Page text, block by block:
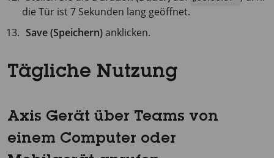
die Tür ist 7 Sekunden lang geöffnet.
Save (Speichern)anklicken.
Tägliche Nutzung
Axis Gerät über Teams von
einem Computer oder